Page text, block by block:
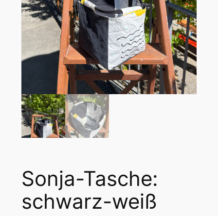
Sonja-Tasche:
schwarz-weiß